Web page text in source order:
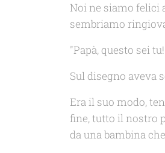
Noi ne siamo felici
sembriamo
"Papà, questo sei
Sul disegno aveva
Era il suo modo,
fine, tutto il nostro
da una bambina